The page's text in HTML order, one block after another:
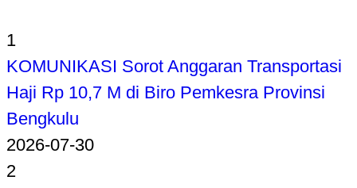
1
KOMUNIKASI Sorot Anggaran Transportasi
Haji Rp 10,7 M di Biro Pemkesra Provinsi
Bengkulu
2026-07-30
2